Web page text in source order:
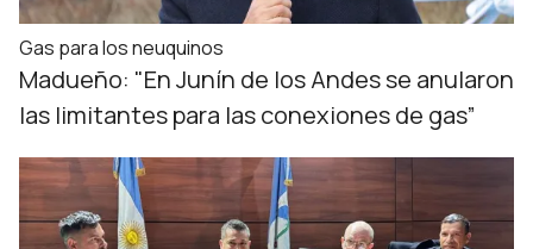
Gas para los neuquinos
Madueño: "En Junín de los Andes se anularon
las limitantes para las conexiones de gas”